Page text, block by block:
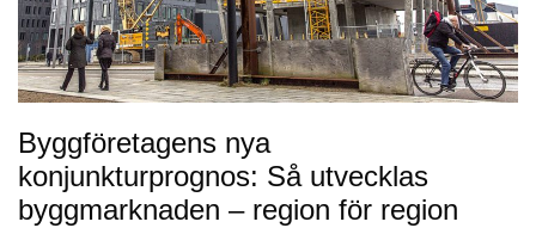
Byggföretagens nya
konjunkturprognos: Så utvecklas
byggmarknaden – region för region